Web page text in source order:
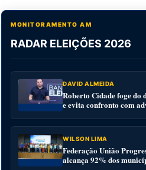
MONITORAMENTO AM
RADAR ELEIÇÕES 2026
DAVID ALMEIDA
Roberto Cidade foge do
e evita confronto com
WILSON LIMA
Federação União
alcança 92% dos